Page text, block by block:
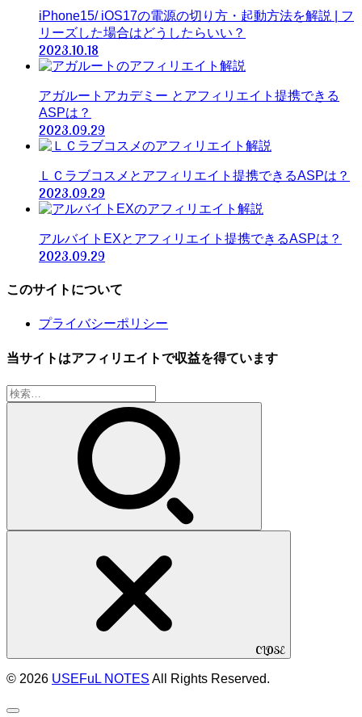
iPhone15/ iOS17の電源の切り方・起動方法を解説 | フ
リーズした場合はどうしたらいい？
2023.10.18
アガルートアカデミー とアフィリエイト提携できる
ASPは？
2023.09.29
ＬＣラブコスメとアフィリエイト提携できるASPは？
2023.09.29
アルバイトEXとアフィリエイト提携できるASPは？
2023.09.29
このサイトについて
プライバシーポリシー
当サイトはアフィリエイトで収益を得ています
検
索:
CLOSE
© 2026 USEFuL NOTES All Rights Reserved.